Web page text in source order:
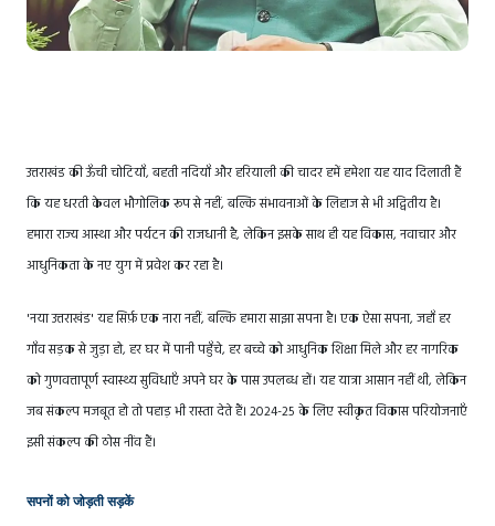
उत्तराखंड की ऊँची चोटियाँ, बहती नदियाँ और हरियाली की चादर हमें हमेशा यह याद दिलाती हैं
कि यह धरती केवल भौगोलिक रूप से नहीं, बल्कि संभावनाओं के लिहाज से भी अद्वितीय है।
हमारा राज्य आस्था और पर्यटन की राजधानी है, लेकिन इसके साथ ही यह विकास, नवाचार और
आधुनिकता के नए युग में प्रवेश कर रहा है।
'नया उत्तराखंड' यह सिर्फ़ एक नारा नहीं, बल्कि हमारा साझा सपना है। एक ऐसा सपना, जहाँ हर
गाँव सड़क से जुड़ा हो, हर घर में पानी पहुँचे, हर बच्चे को आधुनिक शिक्षा मिले और हर नागरिक
को गुणवत्तापूर्ण स्वास्थ्य सुविधाएँ अपने घर के पास उपलब्ध हों। यह यात्रा आसान नहीं थी, लेकिन
जब संकल्प मजबूत हो तो पहाड़ भी रास्ता देते हैं। 2024-25 के लिए स्वीकृत विकास परियोजनाएँ
इसी संकल्प की ठोस नींव हैं।
सपनों को जोड़ती सड़कें